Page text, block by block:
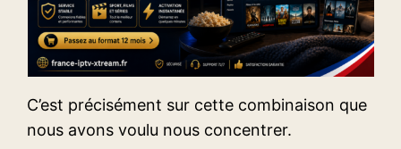
C’est précisément sur cette combinaison que
nous avons voulu nous concentrer.